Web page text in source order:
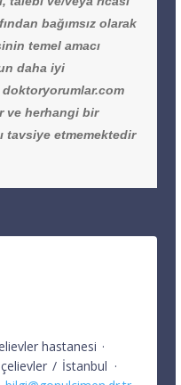
bağımsız olarak
temel amacı
daha iyi
ve herhangi bir
tavsiye etmemektedir
hastanesi ·
/ İstanbul ·